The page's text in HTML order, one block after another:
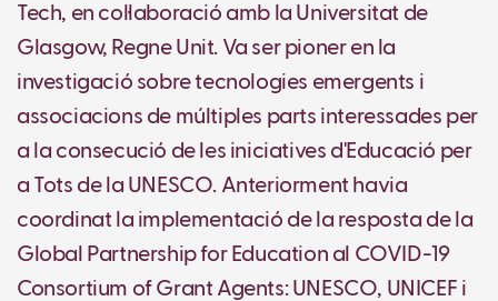
Tech, en col·laboració amb la Universitat de
Glasgow, Regne Unit. Va ser pioner en la
investigació sobre tecnologies emergents i
associacions de múltiples parts interessades per
a la consecució de les iniciatives d'Educació per
a Tots de la UNESCO. Anteriorment havia
coordinat la implementació de la resposta de la
Global Partnership for Education al COVID-19
Consortium of Grant Agents: UNESCO, UNICEF i